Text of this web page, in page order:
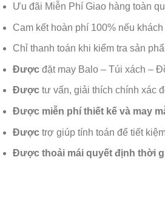
Ưu đãi Miễn Phí Giao hàng toàn
Cam kết hoàn phí 100% nếu
Chỉ thanh toán khi kiểm tra sản
Được đặt may Balo – Túi xách –
Đượctư vấn, giải thích chính xác
Được miễn phí thiết kế và may
Đượctrợ giúp tính toán để tiết
Đượcthoải mái quyết định thời